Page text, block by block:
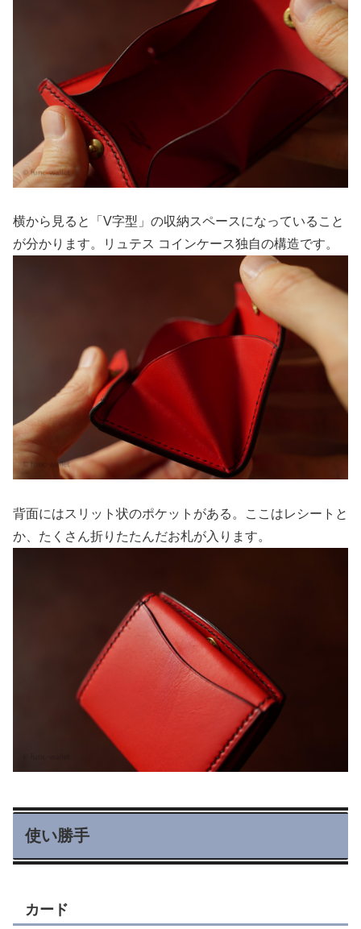
横から見ると「V字型」の収納スペースになっていること
が分かります。リュテス コインケース独自の構造です。
背面にはスリット状のポケットがある。ここはレシートと
か、たくさん折りたたんだお札が入ります。
使い勝手
カード